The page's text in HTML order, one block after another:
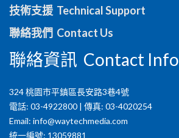
技術支援 Technical Support
聯絡我們 Contact Us
聯絡資訊 Contact Info
324 桃園市平鎮區長安路3巷4號
電話: 03-4922800 | 傳真: 03-4020254
Email: info@waytechmedia.com
統一編號: 13059881